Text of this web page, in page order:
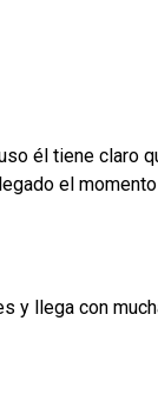
él tiene claro
el
y llega con